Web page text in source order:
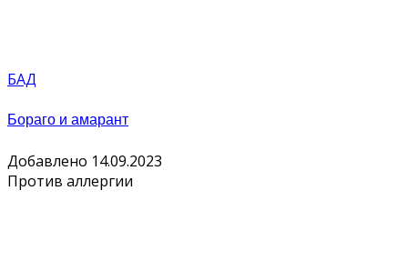
БАД
Бораго и амарант
Добавлено 14.09.2023
Против аллергии